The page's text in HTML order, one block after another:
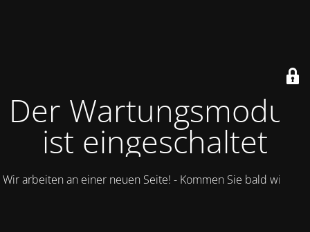
Der Wartungsmodus
ist eingeschaltet
Wir arbeiten an einer neuen Seite! - Kommen Sie bald wieder.